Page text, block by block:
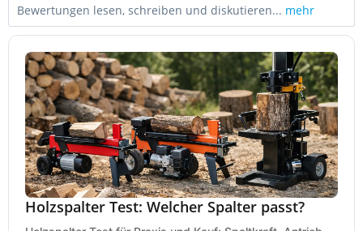
Bewertungen lesen, schreiben und diskutieren... mehr
Holzspalter Test: Welcher Spalter passt?